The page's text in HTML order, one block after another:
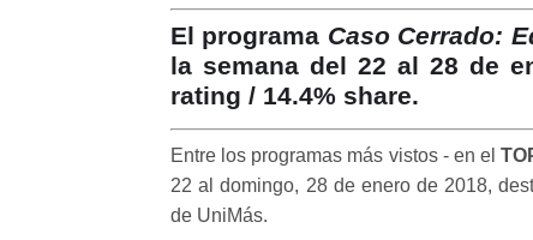
El programa Caso Cerrado:
la semana del 22 al 28 de
rating / 14.4% share.
Entre los programas más vistos - en el
22 al domingo, 28 de enero de 2018,
de UniMás.